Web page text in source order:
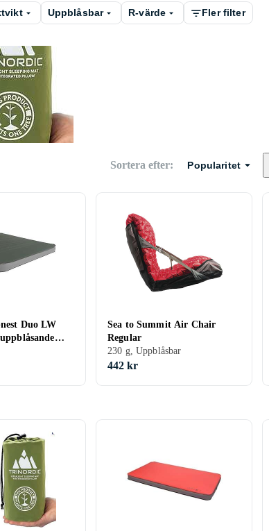
Uppblåsbar R-värde Fler filter
Sortera efter: Popularitet
Duo LW
Sea to Summit Air Chair
Regular
230 g, Uppblåsbar
442 kr